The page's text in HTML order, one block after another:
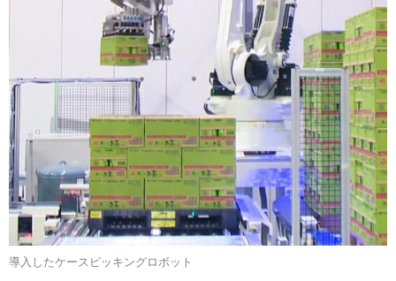
導入したケースピッキングロボット